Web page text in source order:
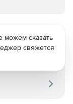
можем сказать
свяжется